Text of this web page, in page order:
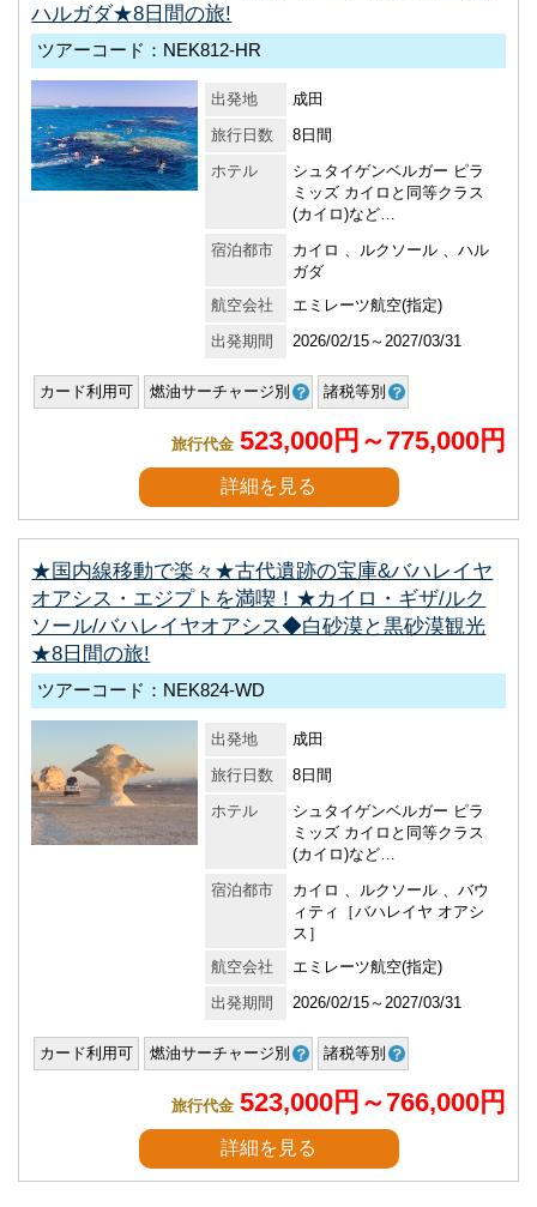
ハルガダ★8日間の旅!
ツアーコード：NEK812-HR
出発地
成田
旅行日数
8日間
ホテル
シュタイゲンベルガー ピラ
ミッズ カイロと同等クラス
(カイロ)など…
宿泊都市
カイロ 、ルクソール 、ハル
ガダ
航空会社
エミレーツ航空(指定)
出発期間
2026/02/15～2027/03/31
カード利用可 燃油サーチャージ別 諸税等別
旅行代金 523,000円～775,000円
詳細を見る
★国内線移動で楽々★古代遺跡の宝庫&バハレイヤ
オアシス・エジプトを満喫！★カイロ・ギザ/ルク
ソール/バハレイヤオアシス◆白砂漠と黒砂漠観光
★8日間の旅!
ツアーコード：NEK824-WD
出発地
成田
旅行日数
8日間
ホテル
シュタイゲンベルガー ピラ
ミッズ カイロと同等クラス
(カイロ)など…
宿泊都市
カイロ 、ルクソール 、バウ
ィティ［バハレイヤ オアシ
ス］
航空会社
エミレーツ航空(指定)
出発期間
2026/02/15～2027/03/31
カード利用可 燃油サーチャージ別 諸税等別
旅行代金 523,000円～766,000円
詳細を見る